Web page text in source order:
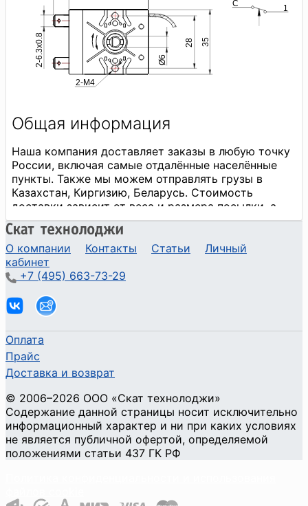
О компании Контакты Статьи
Личный
кабинет
+7 (495) 663-73-29
Оплата
Прайс
Доставка и возврат
© 2006–2026 ООО «Скат технолоджи»
Содержание данной страницы носит исключительно
информационный характер и ни при каких условиях
не является публичной офертой, определяемой
положениями статьи 437 ГК РФ